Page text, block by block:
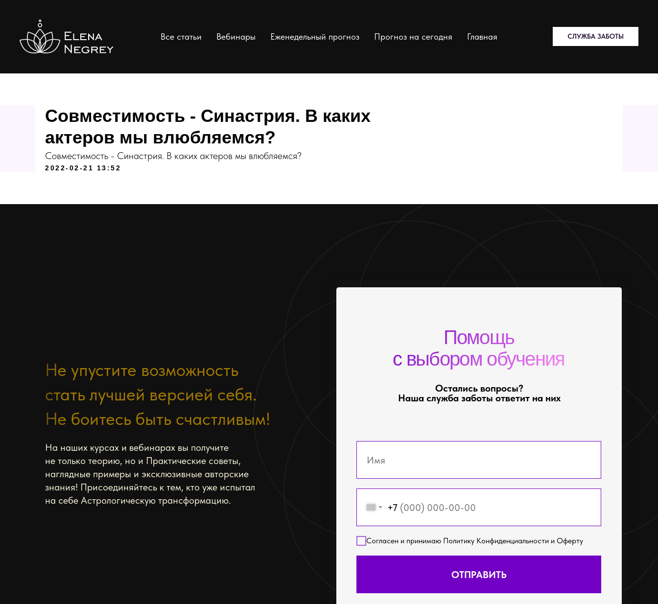
Все статьи Вебинары Еженедельный прогноз Прогноз на сегодня Главная СЛУЖБА ЗАБОТЫ
Совместимость - Синастрия. В каких
актеров мы влюбляемся?
Совместимость - Синастрия. В каких актеров мы влюбляемся?
2022-02-21 13:52
Не упустите возможность
стать лучшей версией себя.
Не боитесь быть счастливым!
На наших курсах и вебинарах вы получите
не только теорию, но и Практические советы,
наглядные примеры и эксклюзивные авторские
знания! Присоединяйтесь к тем, кто уже испытал
на себе Астрологическую трансформацию.
+7
Согласен и принимаю Политику Конфиденциальности и Оферту
ОТПРАВИТЬ
Помощь
с выбором обучения
Остались вопросы?
Наша служба заботы ответит на них